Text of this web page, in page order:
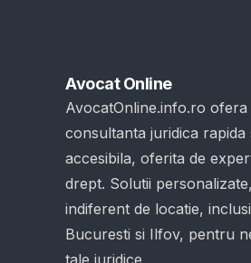
Avocat Online
AvocatOnline.info.ro ofera
consultanta juridica rapida
accesibila, oferita de
drept. Solutii personalizate,
indiferent de locatie,
Bucuresti si Ilfov, pentru